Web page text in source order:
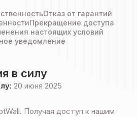
Отказ от гарантий
Прекращение доступа
настоящих условий
уведомление
в силу
20 июня 2025
Получая доступ к нашим